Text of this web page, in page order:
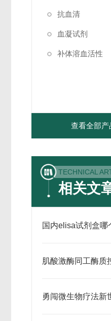
抗血清
血凝试剂
补体溶血活性
查看全部产
TECHNICAL
相关文
国内elisa试剂盒哪
肌酸激酶同工酶质
勇闯微生物疗法新